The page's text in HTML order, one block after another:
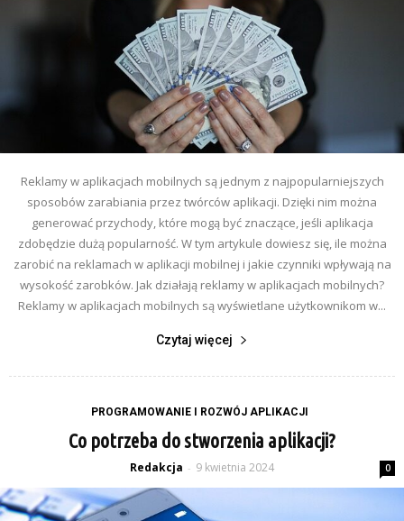
Reklamy w aplikacjach mobilnych są jednym z najpopularniejszych
sposobów zarabiania przez twórców aplikacji. Dzięki nim można
generować przychody, które mogą być znaczące, jeśli aplikacja
zdobędzie dużą popularność. W tym artykule dowiesz się, ile można
zarobić na reklamach w aplikacji mobilnej i jakie czynniki wpływają na
wysokość zarobków. Jak działają reklamy w aplikacjach mobilnych?
Reklamy w aplikacjach mobilnych są wyświetlane użytkownikom w...
Czytaj więcej
PROGRAMOWANIE I ROZWÓJ APLIKACJI
Co potrzeba do stworzenia aplikacji?
Redakcja - 9 kwietnia 2024 0